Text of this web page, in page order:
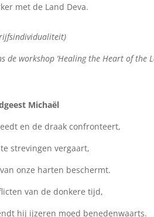
met de Land Deva.
workshop ‘Healing the Heart of the
Michaël
en de draak confronteert,
strevingen vergaart,
onze harten beschermt.
van de donkere tijd,
hij ijzeren moed benedenwaarts.